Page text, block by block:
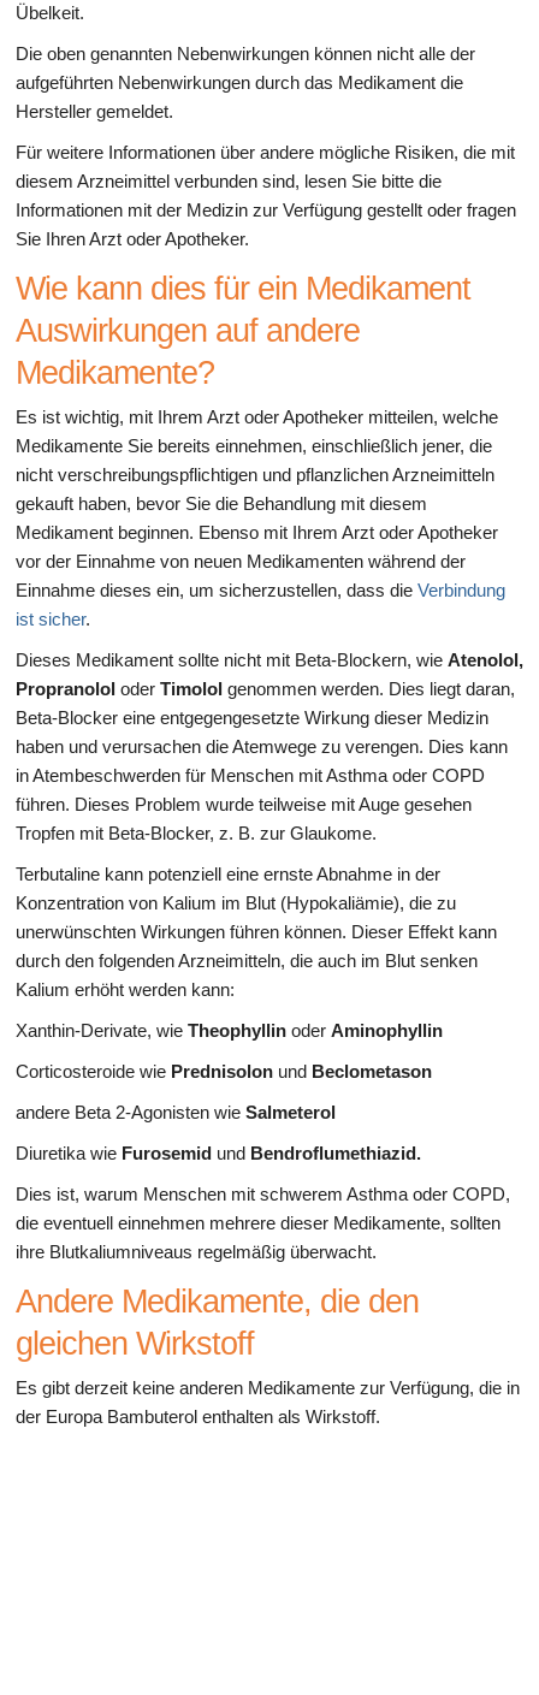
Übelkeit.
Die oben genannten Nebenwirkungen können nicht alle der
aufgeführten Nebenwirkungen durch das Medikament die
Hersteller gemeldet.
Für weitere Informationen über andere mögliche Risiken, die mit
diesem Arzneimittel verbunden sind, lesen Sie bitte die
Informationen mit der Medizin zur Verfügung gestellt oder fragen
Sie Ihren Arzt oder Apotheker.
Wie kann dies für ein Medikament
Auswirkungen auf andere
Medikamente?
Es ist wichtig, mit Ihrem Arzt oder Apotheker mitteilen, welche
Medikamente Sie bereits einnehmen, einschließlich jener, die
nicht verschreibungspflichtigen und pflanzlichen Arzneimitteln
gekauft haben, bevor Sie die Behandlung mit diesem
Medikament beginnen. Ebenso mit Ihrem Arzt oder Apotheker
vor der Einnahme von neuen Medikamenten während der
Einnahme dieses ein, um sicherzustellen, dass die Verbindung
ist sicher.
Dieses Medikament sollte nicht mit Beta-Blockern, wie Atenolol,
Propranolol oder Timolol genommen werden. Dies liegt daran,
Beta-Blocker eine entgegengesetzte Wirkung dieser Medizin
haben und verursachen die Atemwege zu verengen. Dies kann
in Atembeschwerden für Menschen mit Asthma oder COPD
führen. Dieses Problem wurde teilweise mit Auge gesehen
Tropfen mit Beta-Blocker, z. B. zur Glaukome.
Terbutaline kann potenziell eine ernste Abnahme in der
Konzentration von Kalium im Blut (Hypokaliämie), die zu
unerwünschten Wirkungen führen können. Dieser Effekt kann
durch den folgenden Arzneimitteln, die auch im Blut senken
Kalium erhöht werden kann:
Xanthin-Derivate, wie Theophyllin oder Aminophyllin
Corticosteroide wie Prednisolon und Beclometason
andere Beta 2-Agonisten wie Salmeterol
Diuretika wie Furosemid und Bendroflumethiazid.
Dies ist, warum Menschen mit schwerem Asthma oder COPD,
die eventuell einnehmen mehrere dieser Medikamente, sollten
ihre Blutkaliumniveaus regelmäßig überwacht.
Andere Medikamente, die den
gleichen Wirkstoff
Es gibt derzeit keine anderen Medikamente zur Verfügung, die in
der Europa Bambuterol enthalten als Wirkstoff.